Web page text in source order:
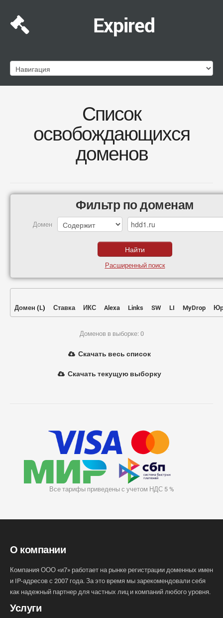
Expired
Список
освобождающихся
доменов
Фильтр по доменам
Домен
Расширенный поиск
Домен (L) Ставка ИКС Alexa Links SW LI MyDrop
Доменов в выборке: 0
Скачать весь список
Скачать текущую выборку
Все тарифы приведены с учетом НДС 5 %
О компании
Компания ООО «и7» работает на рынке регистрации доменных имен
и IP-адресов с 2007 года. За это время мы зарекомендовали себя
как надежный партнер для частных лиц и компаний любого уровня.
Услуги